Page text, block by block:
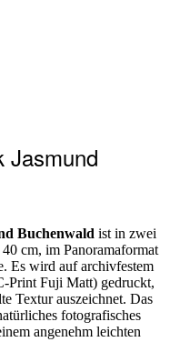
Jasmund
Buchenwald ist in zwei
cm, im Panoramaformat
Es wird auf archivfestem
Print Fuji Matt) gedruckt,
Textur auszeichnet. Das
fotografisches
angenehm leichten